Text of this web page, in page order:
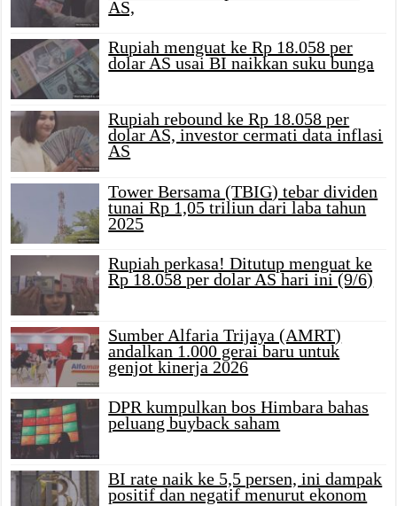
AS,
Rupiah menguat ke Rp 18.058 per
dolar AS usai BI naikkan suku bunga
Rupiah rebound ke Rp 18.058 per
dolar AS, investor cermati data inflasi
AS
Tower Bersama (TBIG) tebar dividen
tunai Rp 1,05 triliun dari laba tahun
2025
Rupiah perkasa! Ditutup menguat ke
Rp 18.058 per dolar AS hari ini (9/6)
Sumber Alfaria Trijaya (AMRT)
andalkan 1.000 gerai baru untuk
genjot kinerja 2026
DPR kumpulkan bos Himbara bahas
peluang buyback saham
BI rate naik ke 5,5 persen, ini dampak
positif dan negatif menurut ekonom